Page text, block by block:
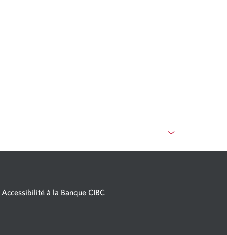
Accessibilité à la Banque CIBC